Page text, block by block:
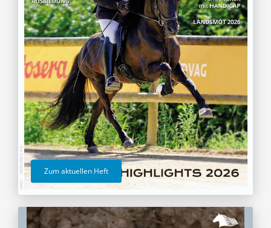
Zum aktuellen Heft